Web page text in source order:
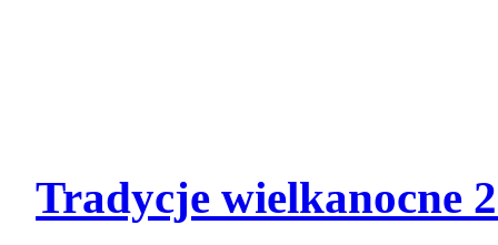
Tradycje wielkanocne